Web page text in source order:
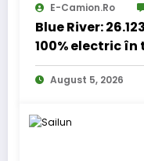
E-Camion.ro
Blue River:
100% electric
internațional
August 5, 2026